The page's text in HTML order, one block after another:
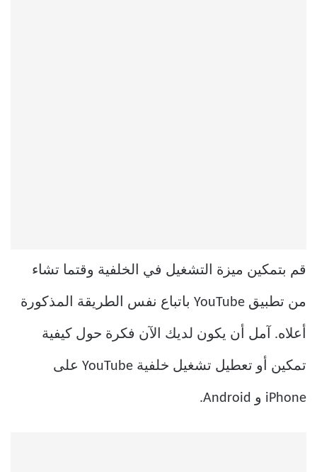
قم بتمكين ميزة التشغيل في الخلفية وقتما تشاء
من تطبيق YouTube باتباع نفس الطريقة المذكورة
أعلاه. آمل أن يكون لديك الآن فكرة حول كيفية
تمكين أو تعطيل تشغيل خلفية YouTube على
iPhone و Android.